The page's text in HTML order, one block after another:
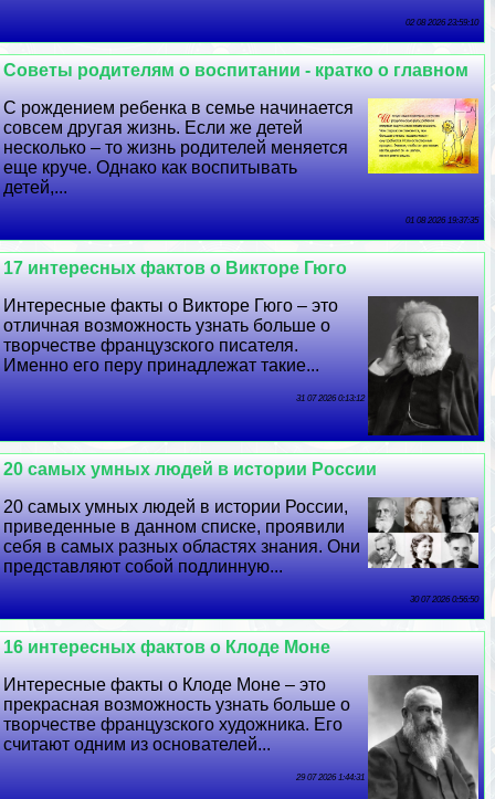
02 08 2026 23:59:10
Советы родителям о воспитании - кратко о главном
С рождением ребенка в семье начинается
совсем другая жизнь. Если же детей
несколько – то жизнь родителей меняется
еще круче. Однако как воспитывать
детей,...
01 08 2026 19:37:35
17 интересных фактов о Викторе Гюго
Интересные факты о Викторе Гюго – это
отличная возможность узнать больше о
творчестве французского писателя.
Именно его перу принадлежат такие...
31 07 2026 0:13:12
20 самых умных людей в истории России
20 самых умных людей в истории России,
приведенные в данном списке, проявили
себя в самых разных областях знания. Они
представляют собой подлинную...
30 07 2026 0:56:50
16 интересных фактов о Клоде Моне
Интересные факты о Клоде Моне – это
прекрасная возможность узнать больше о
творчестве французского художника. Его
считают одним из основателей...
29 07 2026 1:44:31